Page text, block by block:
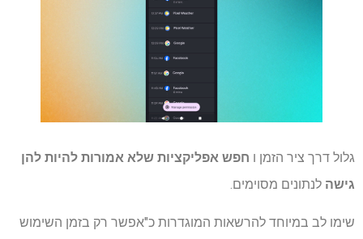
גלול דרך ציר הזמן ו חפש אפליקציות שלא אמורות להיות להן
גישה לנתונים מסוימים.
שימו לב במיוחד להרשאות המוגדרות כ"אפשר רק בזמן השימוש